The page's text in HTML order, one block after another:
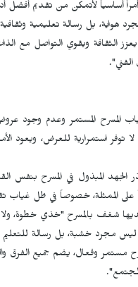
أمراً أساسياً لأتمكن من تقديم أفضل
بل رسالة تعليمية وثقافية.
الثقافة ويقوي التواصل مع
الفني".
المسرح المستمر وعدم وجود
توفر استمرارية للعرض، ويعود
الجهد المبذول في المسرح
الممثلة، خصوصاً في ظل غياب
شغف بالمسرح "خذي خطوة،
مجرد خشبة، بل رسالة للتعليم
وفعال، يضم جميع الفرق